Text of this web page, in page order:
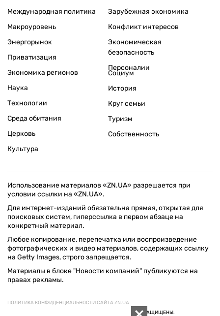
Международная политика
Макроуровень
Энергорынок
Приватизация
Экономика регионов
Зарубежная экономика
Конфликт интересов
Экономическая
безопасность
Персоналии
Наука
Технологии
Среда обитания
Церковь
Культура
Социум
История
Круг семьи
Туризм
Собственность
Использование материалов «ZN.UA» разрешается при
условии ссылки на «ZN.UA».
Для интернет-изданий обязательна прямая, открытая для
поисковых систем, гиперссылка в первом абзаце на
конкретный материал.
Любое копирование, перепечатка или воспроизведение
фотографических и видео материалов, содержащих ссылку
на Getty Images, строго запрещается.
Материалы в блоке "Новости компаний" публикуются на
правах рекламы.
ПОЛИТИКА КОНФИДЕНЦИАЛЬНОСТИ САЙТА ZN.UA
© 1994–2026 «ЗЕРКАЛО НЕДЕЛИ. УКРАИНА». ВСЕ ПРАВА ЗАЩИЩЕНЫ.